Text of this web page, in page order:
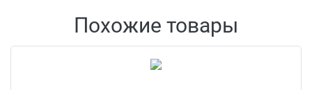
Похожие товары